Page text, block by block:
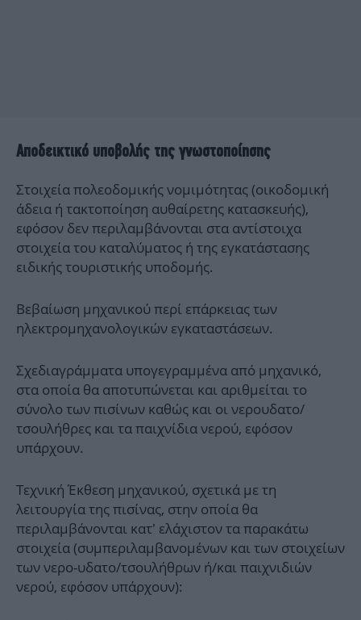
Αποδεικτικό υποβολής της γνωστοποίησης
Στοιχεία πολεοδομικής νομιμότητας (οικοδομική
άδεια ή τακτοποίηση αυθαίρετης κατασκευής),
εφόσον δεν περιλαμβάνονται στα αντίστοιχα
στοιχεία του καταλύματος ή της εγκατάστασης
ειδικής τουριστικής υποδομής.
Βεβαίωση μηχανικού περί επάρκειας των
ηλεκτρομηχανολογικών εγκαταστάσεων.
Σχεδιαγράμματα υπογεγραμμένα από μηχανικό,
στα οποία θα αποτυπώνεται και αριθμείται το
σύνολο των πισίνων καθώς και οι νερουδατο/
τσουλήθρες και τα παιχνίδια νερού, εφόσον
υπάρχουν.
Τεχνική Έκθεση μηχανικού, σχετικά με τη
λειτουργία της πισίνας, στην οποία θα
περιλαμβάνονται κατ’ ελάχιστον τα παρακάτω
στοιχεία (συμπεριλαμβανομένων και των στοιχείων
των νερο-υδατο/τσουλήθρων ή/και παιχνιδιών
νερού, εφόσον υπάρχουν):